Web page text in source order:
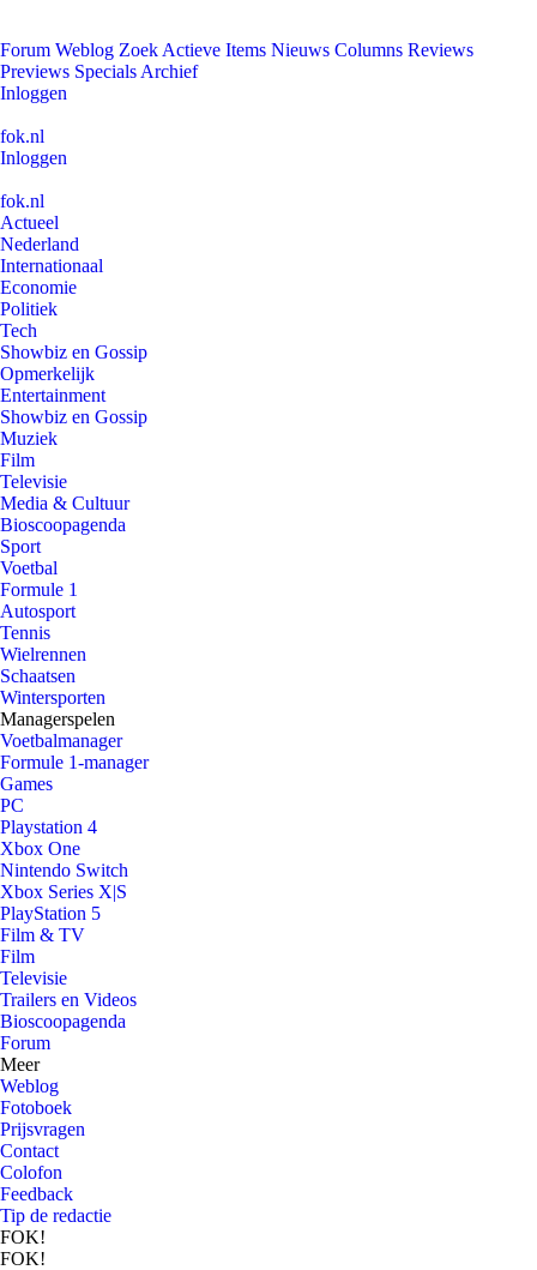
Forum Weblog Zoek Actieve Items Nieuws Columns Reviews
Previews Specials Archief
Inloggen
fok.nl
Inloggen
fok.nl
Actueel
Nederland
Internationaal
Economie
Politiek
Tech
Showbiz en Gossip
Opmerkelijk
Entertainment
Showbiz en Gossip
Muziek
Film
Televisie
Media & Cultuur
Bioscoopagenda
Sport
Voetbal
Formule 1
Autosport
Tennis
Wielrennen
Schaatsen
Wintersporten
Managerspelen
Voetbalmanager
Formule 1-manager
Games
PC
Playstation 4
Xbox One
Nintendo Switch
Xbox Series X|S
PlayStation 5
Film & TV
Film
Televisie
Trailers en Videos
Bioscoopagenda
Forum
Meer
Weblog
Fotoboek
Prijsvragen
Contact
Colofon
Feedback
Tip de redactie
FOK!
FOK!